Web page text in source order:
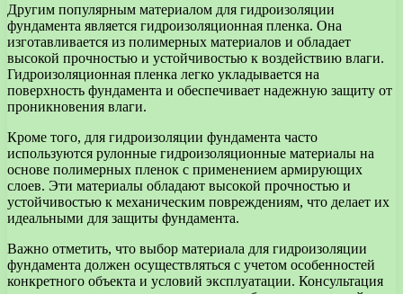
Другим популярным материалом для гидроизоляции
фундамента является гидроизоляционная пленка. Она
изготавливается из полимерных материалов и обладает
высокой прочностью и устойчивостью к воздействию влаги.
Гидроизоляционная пленка легко укладывается на
поверхность фундамента и обеспечивает надежную защиту от
проникновения влаги.
Кроме того, для гидроизоляции фундамента часто
используются рулонные гидроизоляционные материалы на
основе полимерных пленок с применением армирующих
слоев. Эти материалы обладают высокой прочностью и
устойчивостью к механическим повреждениям, что делает их
идеальными для защиты фундамента.
Важно отметить, что выбор материала для гидроизоляции
фундамента должен осуществляться с учетом особенностей
конкретного объекта и условий эксплуатации. Консультация